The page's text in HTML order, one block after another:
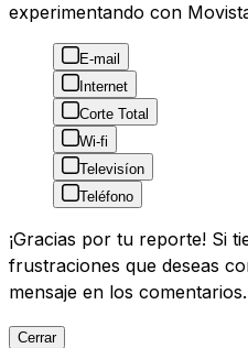
experimentando con
E-mail
Internet
Corte Total
Wi-fi
Televisíon
Teléfono
¡Gracias por tu reporte! Si
frustraciones que deseas
mensaje en los comentarios.
Cerrar